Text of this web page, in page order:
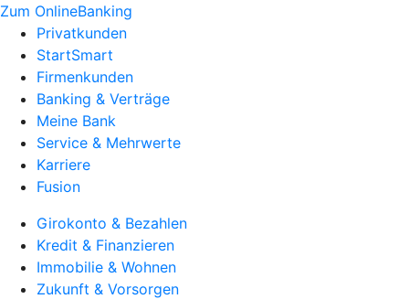
Zum OnlineBanking
Privatkunden
StartSmart
Firmenkunden
Banking & Verträge
Meine Bank
Service & Mehrwerte
Karriere
Fusion
Girokonto & Bezahlen
Kredit & Finanzieren
Immobilie & Wohnen
Zukunft & Vorsorgen